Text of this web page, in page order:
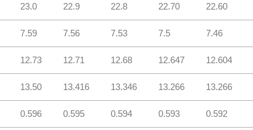
23.0 22.9 22.8 22.70 22.60
7.59 7.56 7.53 7.5 7.46
12.73 12.71 12.68 12.647 12.604
13.50 13.416 13.346 13.266 13.266
0.596 0.595 0.594 0.593 0.592